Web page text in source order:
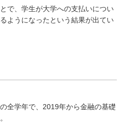
で、学生が大学への支払いについ
ようになったという結果が出てい
全学年で、2019年から金融の基礎